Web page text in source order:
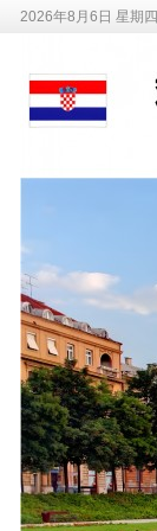
2026年8月6日 星期四